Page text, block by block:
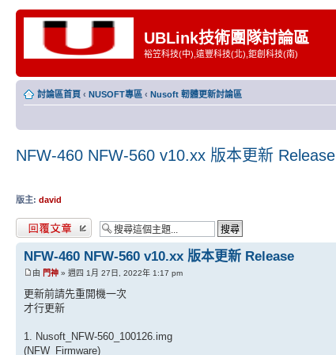
UBLink技術團隊討論區
裕笠科技(中),遠豐科技(北),鉅創科技(南)
討論區首頁 ‹ NUSOFT專區 ‹ Nusoft 軔體更新討論區
NFW-460 NFW-560 v10.xx 版本更新 Release
版主: david
發表回覆
NFW-460 NFW-560 v10.xx 版本更新 Release
由 門神 » 週四 1月 27日, 2022年 1:17 pm
更新前請先重開機一次
才行更新
1. Nusoft_NFW-560_100126.img
(NFW_Firmware)